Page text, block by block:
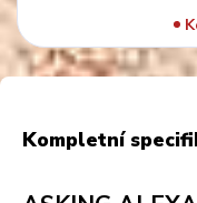
Kompletní